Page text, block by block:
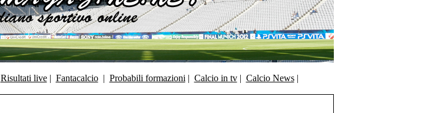
Risultati live| Fantacalcio| Probabili formazioni | Calcio in tv| Calcio News|